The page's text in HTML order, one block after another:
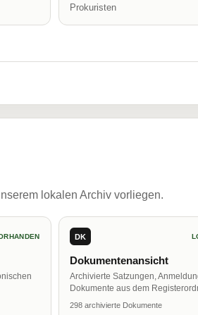
Prokuristen
lokalen Archiv vorliegen.
DK
Dokumentenansicht
Archivierte Satzungen,
Dokumente aus dem
298 archivierte Dokumente